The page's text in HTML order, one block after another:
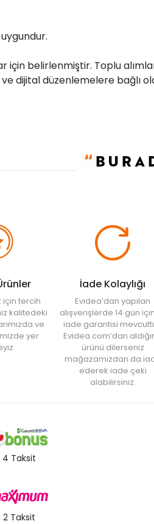
için belirlenmiştir. Toplu
dijital düzenlemelere bağlı
için tercih
kalitedeki
ve
yer
İade Kolaylığı
Evidea’dan yapılan
alışverişlerde 14 gün
iade garantisi
Evidea.com’dan
ürünü dilerseniz
mağazamızdan da
ederek iade çeki
alabilirsiniz.
4 Taksit
2 Taksit